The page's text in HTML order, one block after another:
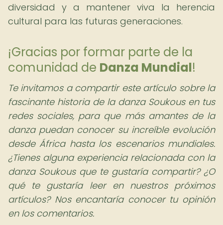
diversidad y a mantener viva la herencia
cultural para las futuras generaciones.
¡Gracias por formar parte de la
comunidad de Danza Mundial!
Te invitamos a compartir este artículo sobre la
fascinante historia de la danza Soukous en tus
redes sociales, para que más amantes de la
danza puedan conocer su increíble evolución
desde África hasta los escenarios mundiales.
¿Tienes alguna experiencia relacionada con la
danza Soukous que te gustaría compartir? ¿O
qué te gustaría leer en nuestros próximos
artículos? Nos encantaría conocer tu opinión
en los comentarios.